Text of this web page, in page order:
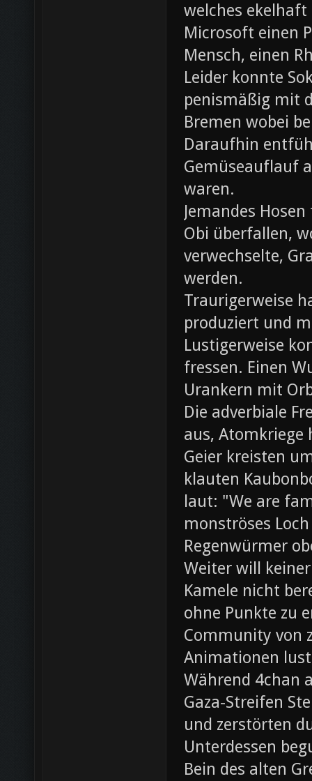
welches
Microsoft einen
Mensch, einen
Leider konnte
penismäßig mit
Bremen wobei
Daraufhin
Gemüseauflauf
waren.
Jemandes
Obi überfallen,
verwechselte,
werden.
Traurigerweise
produziert und
Lustigerweise
fressen. Einen
Urankern mit
Die adverbiale
aus,
Geier kreisten
klauten
laut: "We are
monströses
Regenwürmer
Weiter will
Kamele nicht
ohne Punkte zu
Community von
Animationen
Während 4chan
Gaza-Streifen
und zerstörten
Unterdessen
Bein des alten